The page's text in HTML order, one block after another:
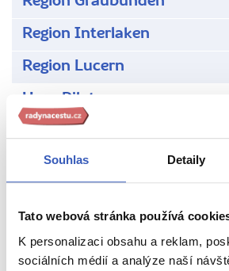
Souhlas Detaily
Tato webová stránka používá
K personalizaci obsahu a reklam,
sociálních médií a analýze naší
Region Interlaken
Region Lucern
Hora Pilatus
Lucern
Region Ženeva